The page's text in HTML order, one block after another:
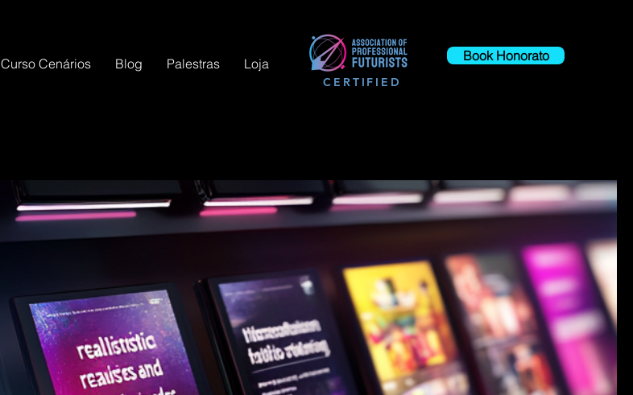
Curso Cenários Blog Palestras Loja
CERTIFIED
Book Honorato